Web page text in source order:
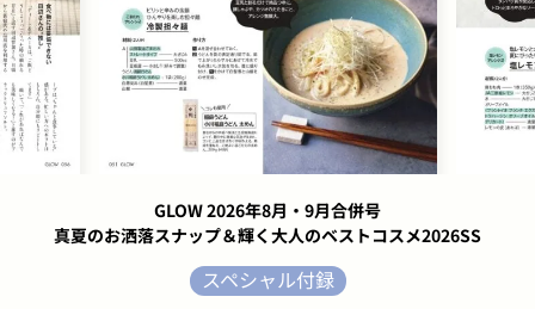
GLOW 2026年8月・9月合併号
真夏のお洒落スナップ＆輝く大人のベストコスメ2026SS
スペシャル付録